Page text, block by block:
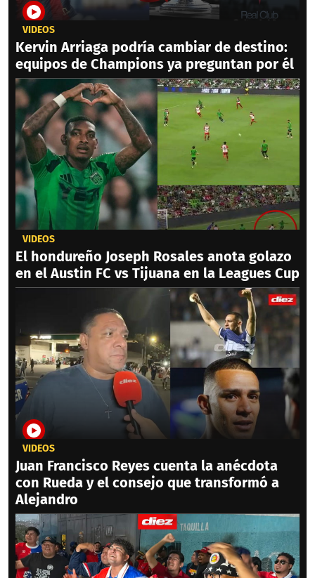
VIDEOS
Kervin Arriaga podría cambiar de destino:
equipos de Champions ya preguntan por él
VIDEOS
El hondureño Joseph Rosales anota golazo
en el Austin FC vs Tijuana en la Leagues Cup
VIDEOS
Juan Francisco Reyes cuenta la anécdota
con Rueda y el consejo que transformó a
Alejandro